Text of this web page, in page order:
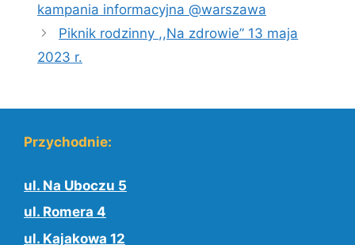
kampania informacyjna @warszawa
Piknik rodzinny ,,Na zdrowie” 13 maja
2023 r.
Przychodnie:
ul. Na Uboczu 5
ul. Romera 4
ul. Kajakowa 12